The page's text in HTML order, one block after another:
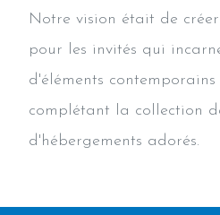
Notre vision était de
pour les invités qui
d'éléments
complétant la collection
d'hébergements adorés.